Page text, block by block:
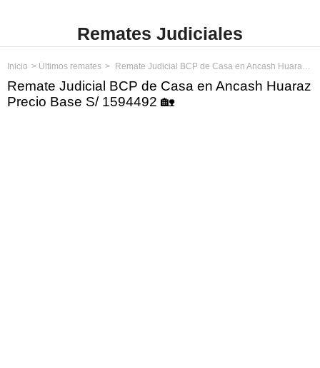
Remates Judiciales
Inicio Últimos remates Remate Judicial BCP de Casa en Ancash Huaraz Precio Base S/ 1594492
Remate Judicial BCP de Casa en Ancash Huaraz
Precio Base S/ 1594492 🏡